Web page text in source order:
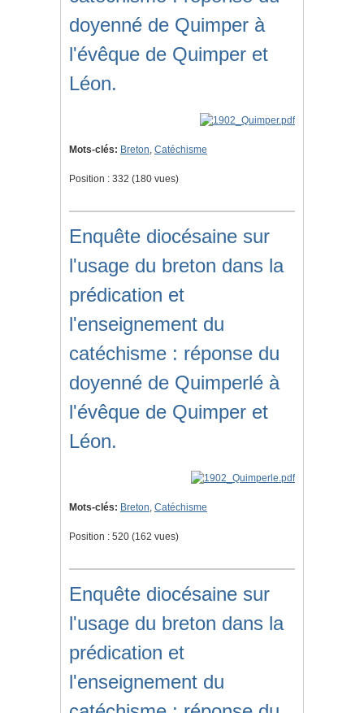
doyenné de Quimper à
l'évêque de Quimper et
Léon.
Mots-clés: Breton, Catéchisme
Position : 332 (180 vues)
Enquête diocésaine sur
l'usage du breton dans la
prédication et
l'enseignement du
catéchisme : réponse du
doyenné de Quimperlé à
l'évêque de Quimper et
Léon.
Mots-clés: Breton, Catéchisme
Position : 520 (162 vues)
Enquête diocésaine sur
l'usage du breton dans la
prédication et
l'enseignement du